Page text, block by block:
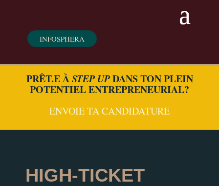
INFOSPHERA
PRÊT.E ÀSTEP UPDANS TON PLEIN
POTENTIEL ENTREPRENEURIAL?
ENVOIE TA CANDIDATURE
HIGH-TICKET